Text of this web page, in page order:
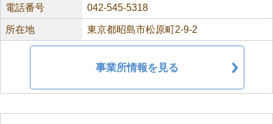
電話番号 042-545-5318
所在地 東京都昭島市松原町2-9-2
事業所情報を見る